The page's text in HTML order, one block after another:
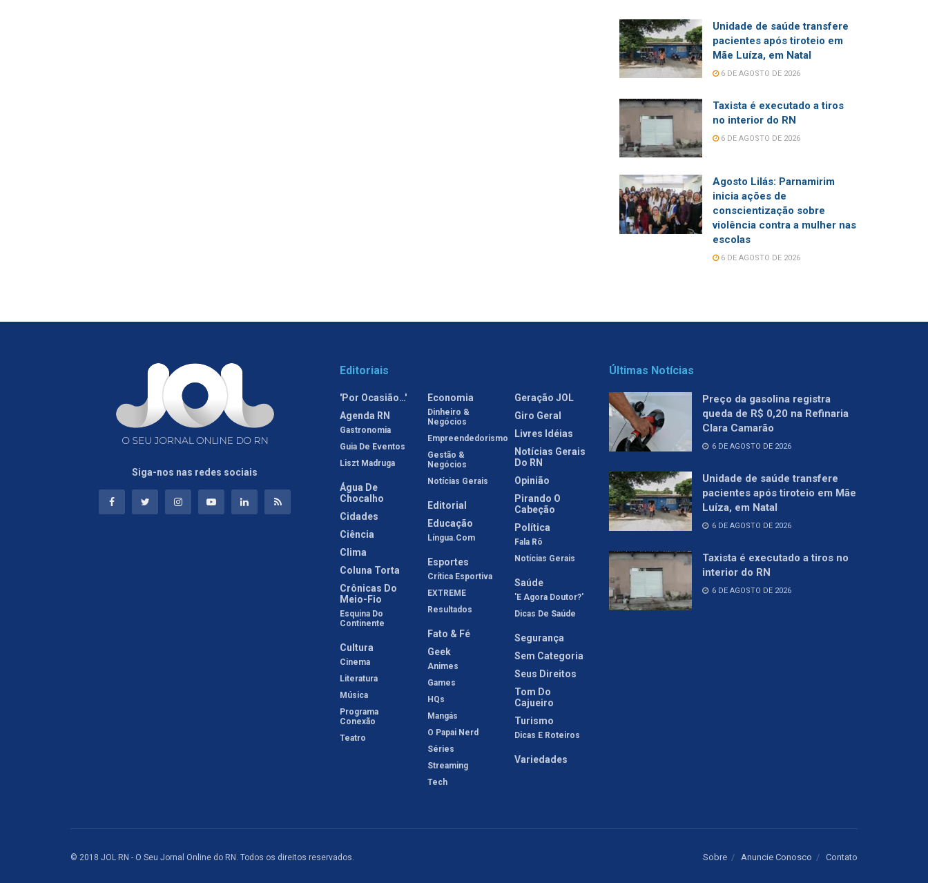
Unidade de saúde transfere
pacientes após tiroteio em
Mãe Luíza, em Natal
6 DE AGOSTO DE 2026
Taxista é executado a tiros
no interior do RN
6 DE AGOSTO DE 2026
Agosto Lilás: Parnamirim
inicia ações de
conscientização sobre
violência contra a mulher nas
escolas
6 DE AGOSTO DE 2026
Siga-nos nas redes sociais
Editoriais
'Por Ocasião…'
Agenda RN
Gastronomia
Guia De Eventos
Liszt Madruga
Água De
Chocalho
Cidades
Ciência
Clima
Coluna Torta
Crônicas Do
Meio-Fio
Esquina Do
Continente
Cultura
Cinema
Literatura
Música
Programa
Conexão
Teatro
Economia
Dinheiro &
Negócios
Empreendedorismo
Gestão &
Negócios
Notícias Gerais
Editorial
Educação
Língua.com
Esportes
Crítica Esportiva
EXTREME
Resultados
Fato & Fé
Geek
Animes
Games
HQs
Mangás
O Papai Nerd
Séries
Streaming
Tech
Geração JOL
Giro Geral
Livres Idéias
Notícias Gerais
Do RN
Opinião
Pirando O
Cabeção
Política
Fala Rô
Notícias Gerais
Saúde
'E Agora Doutor?'
Dicas De Saúde
Segurança
Sem Categoria
Seus Direitos
Tom Do
Cajueiro
Turismo
Dicas E Roteiros
Variedades
Últimas Notícias
Preço da gasolina registra
queda de R$ 0,20 na Refinaria
Clara Camarão
6 DE AGOSTO DE 2026
Unidade de saúde transfere
pacientes após tiroteio em Mãe
Luíza, em Natal
6 DE AGOSTO DE 2026
Taxista é executado a tiros no
interior do RN
6 DE AGOSTO DE 2026
Sobre Anuncie Conosco Contato
© 2018 JOL RN - O Seu Jornal Online do RN. Todos os direitos reservados.